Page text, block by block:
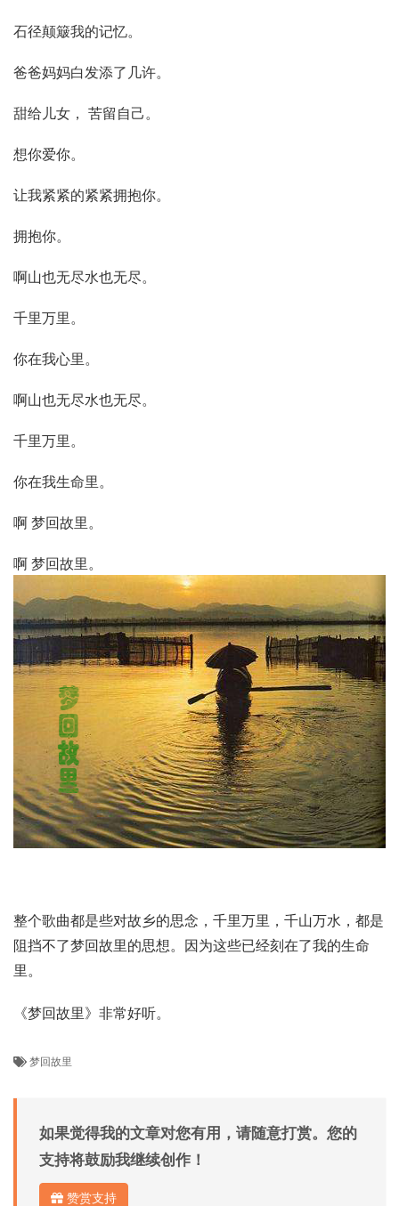
石径颠簸我的记忆。
爸爸妈妈白发添了几许。
甜给儿女， 苦留自己。
想你爱你。
让我紧紧的紧紧拥抱你。
拥抱你。
啊山也无尽水也无尽。
千里万里。
你在我心里。
啊山也无尽水也无尽。
千里万里。
你在我生命里。
啊 梦回故里。
啊 梦回故里。
整个歌曲都是些对故乡的思念，千里万里，千山万水，都是
阻挡不了梦回故里的思想。因为这些已经刻在了我的生命
里。
《梦回故里》非常好听。
梦回故里
如果觉得我的文章对您有用，请随意打赏。您的
支持将鼓励我继续创作！
赞赏支持